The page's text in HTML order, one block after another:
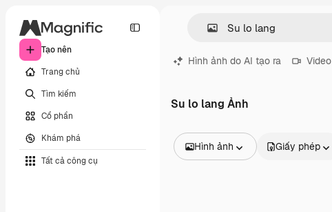
Tạo nên
Trang chủ
Tìm kiếm
Cổ phần
Khám phá
Tất cả công cụ
Hình ảnh do AI tạo ra
Su lo lang Ảnh
Hình ảnh Giấy phép